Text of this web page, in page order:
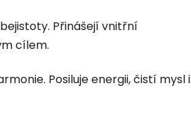
Přinášejí vnitřní
cílem.
Posiluje energii, čistí mysl i